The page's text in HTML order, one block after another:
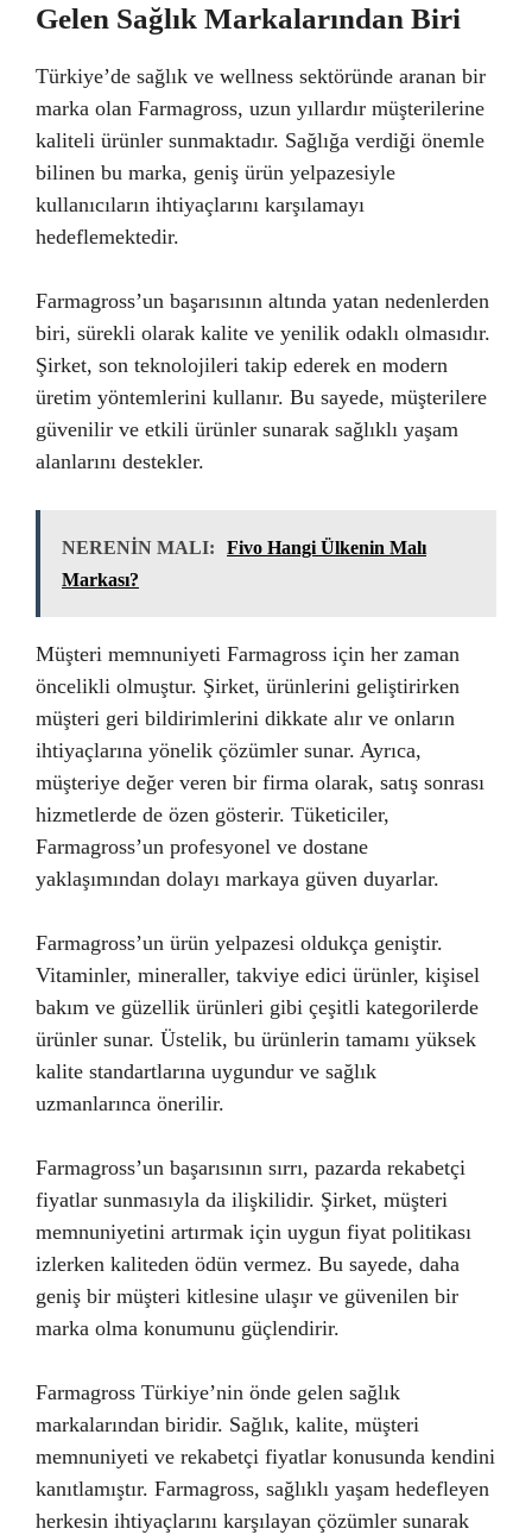
Gelen Sağlık Markalarından Biri
Türkiye’de sağlık ve wellness sektöründe aranan bir
marka olan Farmagross, uzun yıllardır müşterilerine
kaliteli ürünler sunmaktadır. Sağlığa verdiği önemle
bilinen bu marka, geniş ürün yelpazesiyle
kullanıcıların ihtiyaçlarını karşılamayı
hedeflemektedir.
Farmagross’un başarısının altında yatan nedenlerden
biri, sürekli olarak kalite ve yenilik odaklı olmasıdır.
Şirket, son teknolojileri takip ederek en modern
üretim yöntemlerini kullanır. Bu sayede, müşterilere
güvenilir ve etkili ürünler sunarak sağlıklı yaşam
alanlarını destekler.
NERENİN MALI:
Fivo Hangi Ülkenin Malı
Markası?
Müşteri memnuniyeti Farmagross için her zaman
öncelikli olmuştur. Şirket, ürünlerini geliştirirken
müşteri geri bildirimlerini dikkate alır ve onların
ihtiyaçlarına yönelik çözümler sunar. Ayrıca,
müşteriye değer veren bir firma olarak, satış sonrası
hizmetlerde de özen gösterir. Tüketiciler,
Farmagross’un profesyonel ve dostane
yaklaşımından dolayı markaya güven duyarlar.
Farmagross’un ürün yelpazesi oldukça geniştir.
Vitaminler, mineraller, takviye edici ürünler, kişisel
bakım ve güzellik ürünleri gibi çeşitli kategorilerde
ürünler sunar. Üstelik, bu ürünlerin tamamı yüksek
kalite standartlarına uygundur ve sağlık
uzmanlarınca önerilir.
Farmagross’un başarısının sırrı, pazarda rekabetçi
fiyatlar sunmasıyla da ilişkilidir. Şirket, müşteri
memnuniyetini artırmak için uygun fiyat politikası
izlerken kaliteden ödün vermez. Bu sayede, daha
geniş bir müşteri kitlesine ulaşır ve güvenilen bir
marka olma konumunu güçlendirir.
Farmagross Türkiye’nin önde gelen sağlık
markalarından biridir. Sağlık, kalite, müşteri
memnuniyeti ve rekabetçi fiyatlar konusunda kendini
kanıtlamıştır. Farmagross, sağlıklı yaşam hedefleyen
herkesin ihtiyaçlarını karşılayan çözümler sunarak